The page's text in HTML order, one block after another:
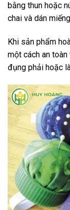
bằng thun hoặc
chai và dán
Khi sản phẩm
một cách an
đụng phải hoặc